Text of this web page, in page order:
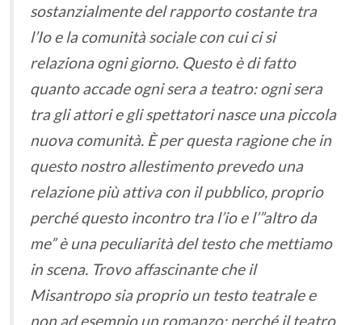
sostanzialmente del rapporto costante tra
l’Io e la comunità sociale con cui ci si
relaziona ogni giorno. Questo è di fatto
quanto accade ogni sera a teatro: ogni sera
tra gli attori e gli spettatori nasce una piccola
nuova comunità. È per questa ragione che in
questo nostro allestimento prevedo una
relazione più attiva con il pubblico, proprio
perché questo incontro tra l’io e l’”altro da
me” è una peculiarità del testo che mettiamo
in scena. Trovo affascinante che il
Misantropo sia proprio un testo teatrale e
non ad esempio un romanzo: perché il teatro